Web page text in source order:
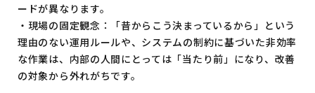
ードが異なります。
・現場の固定観念：「昔からこう決まっているから」という
理由のない運用ルールや、システムの制約に基づいた非効率
な作業は、内部の人間にとっては「当たり前」になり、改善
の対象から外れがちです。